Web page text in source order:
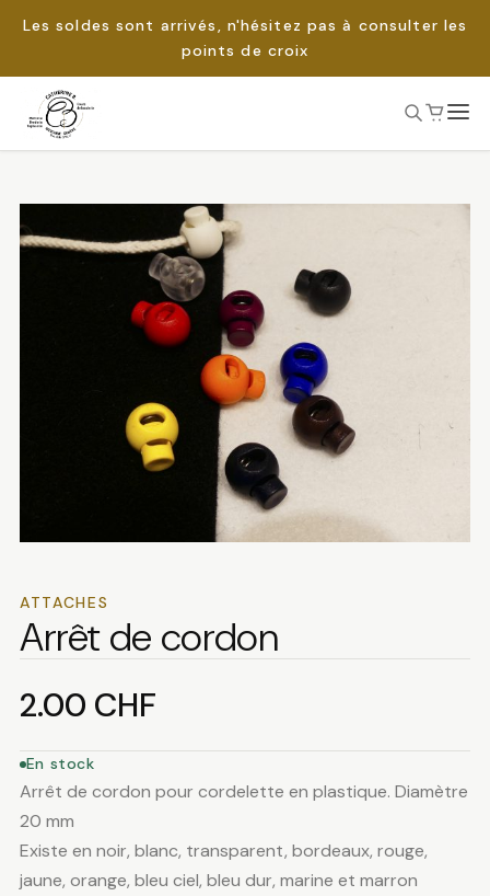
Les soldes sont arrivés, n'hésitez pas à consulter les
points de croix
Passer
ATTACHES
Arrêt de cordon
2.00 CHF
En stock
Arrêt de cordon pour cordelette en plastique. Diamètre
20 mm
Existe en noir, blanc, transparent, bordeaux, rouge,
jaune, orange, bleu ciel, bleu dur, marine et marron